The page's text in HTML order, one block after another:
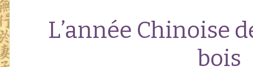
L’année Chinoise
bois